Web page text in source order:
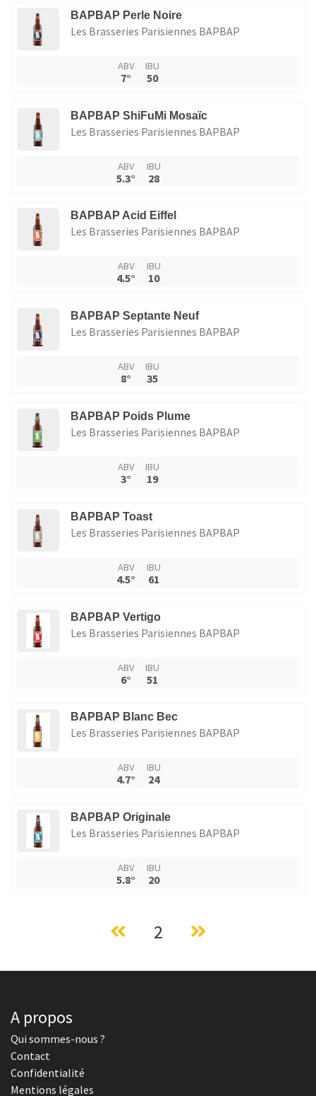
BAPBAP Perle Noire
Les Brasseries Parisiennes BAPBAP
ABV
7°
IBU
50
BAPBAP ShiFuMi Mosaïc
Les Brasseries Parisiennes BAPBAP
ABV
5.3°
IBU
28
BAPBAP Acid Eiffel
Les Brasseries Parisiennes BAPBAP
ABV
4.5°
IBU
10
BAPBAP Septante Neuf
Les Brasseries Parisiennes BAPBAP
ABV
8°
IBU
35
BAPBAP Poids Plume
Les Brasseries Parisiennes BAPBAP
ABV
3°
IBU
19
BAPBAP Toast
Les Brasseries Parisiennes BAPBAP
ABV
4.5°
IBU
61
BAPBAP Vertigo
Les Brasseries Parisiennes BAPBAP
ABV
6°
IBU
51
BAPBAP Blanc Bec
Les Brasseries Parisiennes BAPBAP
ABV
4.7°
IBU
24
BAPBAP Originale
Les Brasseries Parisiennes BAPBAP
ABV
5.8°
IBU
20
2
A propos
Qui sommes-nous ?
Contact
Confidentialité
Mentions légales